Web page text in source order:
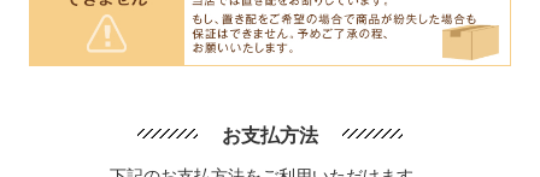
お支払方法